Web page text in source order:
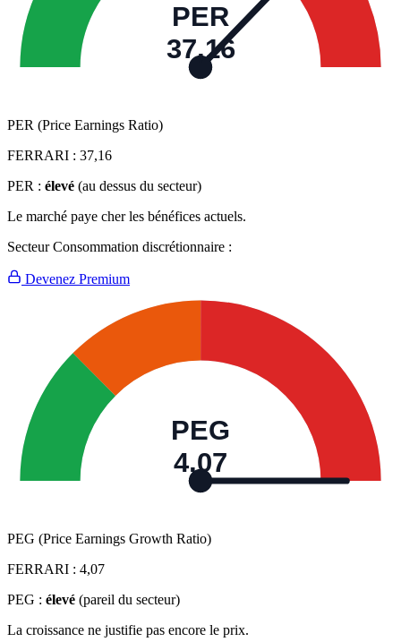
PER
37,16
PER (Price Earnings Ratio)
FERRARI : 37,16
PER : élevé (au dessus du secteur)
Le marché paye cher les bénéfices actuels.
Secteur Consommation discrétionnaire :
Devenez Premium
PEG
4,07
PEG (Price Earnings Growth Ratio)
FERRARI : 4,07
PEG : élevé (pareil du secteur)
La croissance ne justifie pas encore le prix.